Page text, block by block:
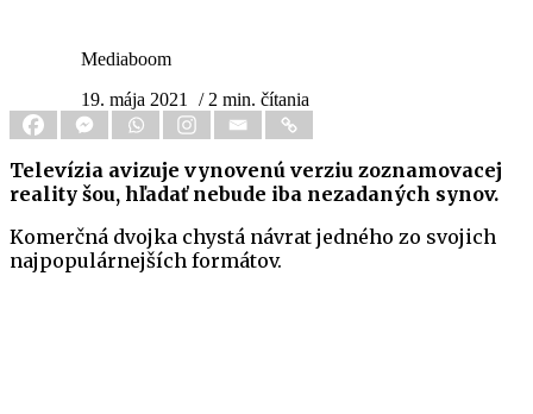
Mediaboom
19. mája 2021
/ 2 min. čítania
Televízia avizuje vynovenú verziu zoznamovacej
reality šou, hľadať nebude iba nezadaných synov.
Komerčná dvojka chystá návrat jedného zo svojich
najpopulárnejších formátov.